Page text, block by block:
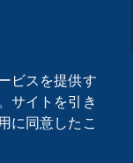
ビスを提供す
サイトを引き
に同意したこ